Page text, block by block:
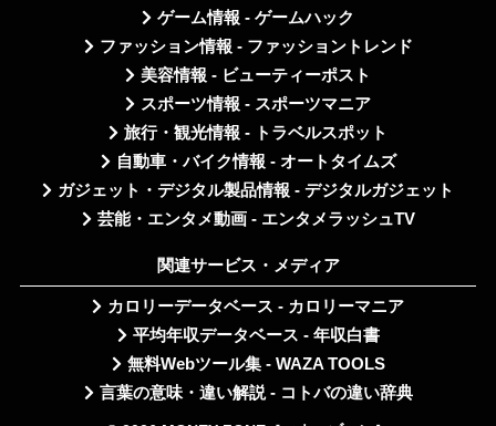
ゲーム情報 - ゲームハック
ファッション情報 - ファッショントレンド
美容情報 - ビューティーポスト
スポーツ情報 - スポーツマニア
旅行・観光情報 - トラベルスポット
自動車・バイク情報 - オートタイムズ
ガジェット・デジタル製品情報 - デジタルガジェット
芸能・エンタメ動画 - エンタメラッシュTV
関連サービス・メディア
カロリーデータベース - カロリーマニア
平均年収データベース - 年収白書
無料Webツール集 - WAZA TOOLS
言葉の意味・違い解説 - コトバの違い辞典